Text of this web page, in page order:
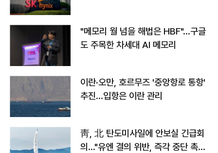
"메모리 월 넘을 해법은 HBF"…구글
도 주목한 차세대 AI 메모리
이란·오만, 호르무즈 '중앙항로 통항'
추진…입항은 이란 관리
靑, 北 탄도미사일에 안보실 긴급회
의…"유엔 결의 위반, 즉각 중단 촉